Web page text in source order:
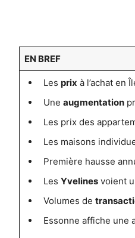
EN BREF
Les prix à l’achat en
Une augmentation
Les prix des
Les maisons
Première hausse
Les Yvelinesvoient
Volumes de
Essonne affiche une